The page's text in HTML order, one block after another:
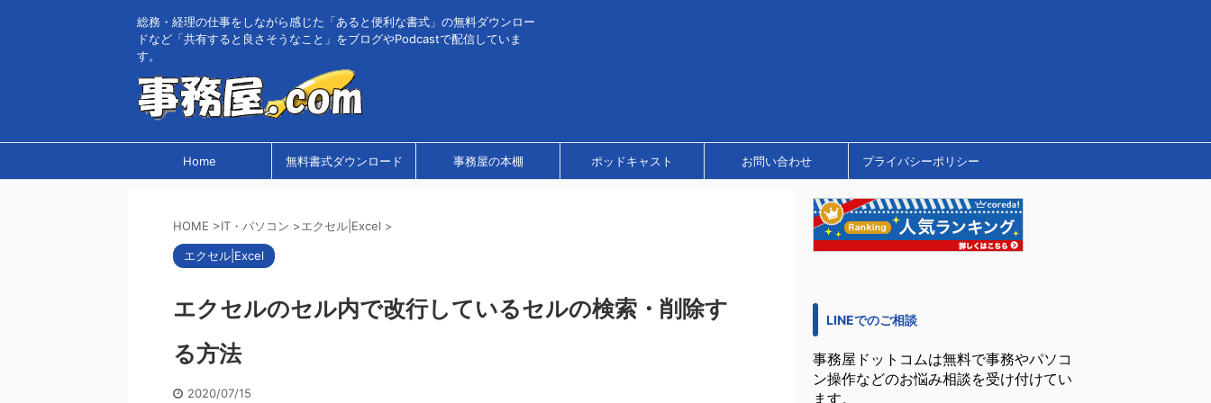
総務・経理の仕事をしながら感じた「あると便利な書式」の無料ダウンロー
ドなど「共有すると良さそうなこと」をブログやPodcastで配信していま
す。
Home 無料書式ダウンロード 事務屋の本棚 ポッドキャスト お問い合わせ プライバシーポリシー
HOME >IT・パソコン >エクセル|Excel >
エクセル|Excel
エクセルのセル内で改行しているセルの検索・削除す
る方法
2020/07/15
LINEでのご相談
事務屋ドットコムは無料で事務やパソコ
ン操作などのお悩み相談を受け付けてい
ます。